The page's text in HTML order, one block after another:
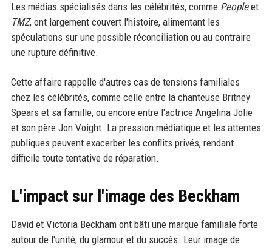
Les médias spécialisés dans les célébrités, comme Peopleet
TMZ, ont largement couvert l'histoire, alimentant les
spéculations sur une possible réconciliation ou au contraire
une rupture définitive.
Cette affaire rappelle d'autres cas de tensions familiales
chez les célébrités, comme celle entre la chanteuse Britney
Spears et sa famille, ou encore entre l'actrice Angelina Jolie
et son père Jon Voight. La pression médiatique et les attentes
publiques peuvent exacerber les conflits privés, rendant
difficile toute tentative de réparation.
L'impact sur l'image des Beckham
David et Victoria Beckham ont bâti une marque familiale forte
autour de l'unité, du glamour et du succès. Leur image de